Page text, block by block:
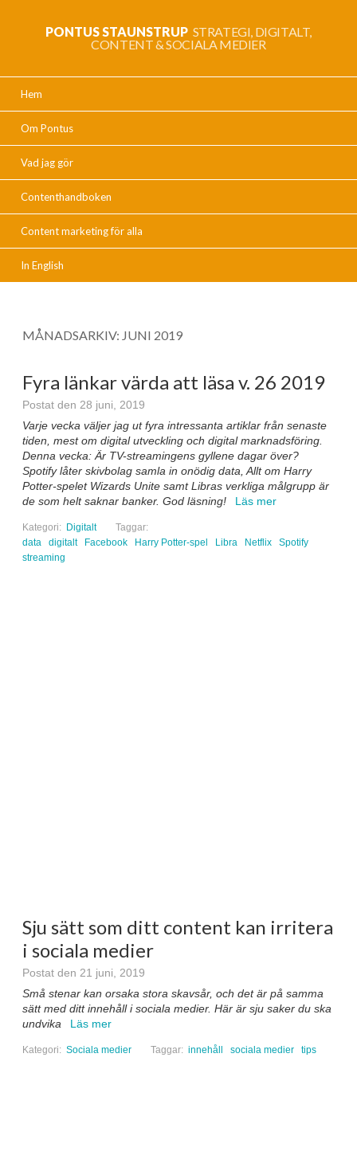
PONTUS STAUNSTRUP STRATEGI, DIGITALT,
CONTENT & SOCIALA MEDIER
Hem
Om Pontus
Vad jag gör
Contenthandboken
Content marketing för alla
In English
MÅNADSARKIV: JUNI 2019
Fyra länkar värda att läsa v. 26 2019
Postat den 28 juni, 2019
Varje vecka väljer jag ut fyra intressanta artiklar från senaste
tiden, mest om digital utveckling och digital marknadsföring.
Denna vecka: Är TV-streamingens gyllene dagar över?
Spotify låter skivbolag samla in onödig data, Allt om Harry
Potter-spelet Wizards Unite samt Libras verkliga målgrupp är
de som helt saknar banker. God läsning! Läs mer
Kategori: Digitalt
Taggar:
data
digitalt Facebook Harry Potter-spel Libra Netflix
Spotify
streaming
Sju sätt som ditt content kan irritera
i sociala medier
Postat den 21 juni, 2019
Små stenar kan orsaka stora skavsår, och det är på samma
sätt med ditt innehåll i sociala medier. Här är sju saker du ska
undvika
Läs mer
Kategori: Sociala medier Taggar: innehåll sociala medier tips